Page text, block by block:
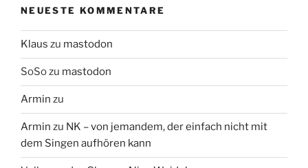
NEUESTE KOMMENTARE
Klaus zu mastodon
SoSozu mastodon
Armin zu
Armin zu NK – von jemandem, der einfach nicht mit
dem Singen aufhören kann